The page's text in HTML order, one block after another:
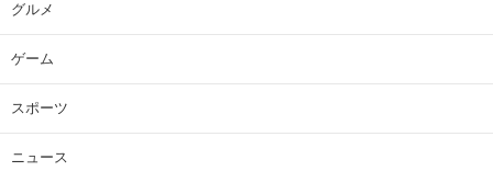
グルメ
ゲーム
スポーツ
ニュース